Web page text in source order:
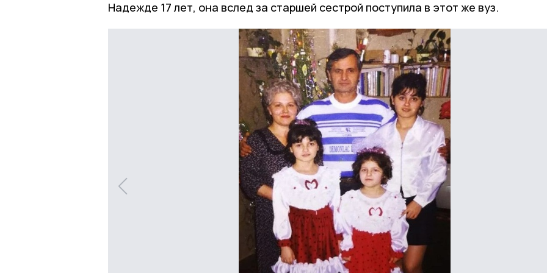
Надежде 17 лет, она вслед за старшей сестрой поступила в этот же вуз.